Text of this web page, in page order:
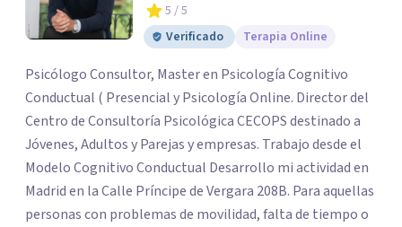
5 / 5
Verificado
Terapia Online
Psicólogo Consultor, Master en Psicología Cognitivo
Conductual ( Presencial y Psicología Online. Director del
Centro de Consultoría Psicológica CECOPS destinado a
Jóvenes, Adultos y Parejas y empresas. Trabajo desde el
Modelo Cognitivo Conductual Desarrollo mi actividad en
Madrid en la Calle Príncipe de Vergara 208B. Para aquellas
personas con problemas de movilidad, falta de tiempo o